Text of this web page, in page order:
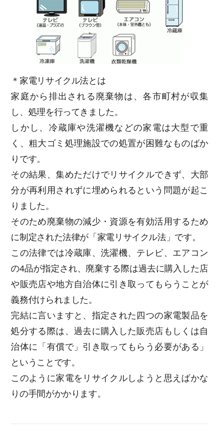
＊家電リサイクル法とは
家庭から排出される廃棄物は、各市町村が収集
し、処理を行ってきました。
しかし、冷蔵庫や洗濯機などの家電は大型で重
く、粗大ゴミ処理施設での処置が困難なものばか
りです。
その結果、集めただけでリサイクルできず、大部
分が再利用されずに埋められるという問題が起こ
りました。
そのため廃棄物の減少・資源を有効活用するため
に制定された法律が「家電リサイクル法」です。
この法律では冷蔵庫、洗濯機、テレビ、エアコン
の4品が指定され、廃棄する際は過去に購入した店
や販売店や地方自治体に引き取ってもらうことが
義務付けられました。
完結に言いますと、指定された四つの家電製品を
処分する際は、過去に購入した販売店もしくは自
治体に「有償で」引き取ってもらう必要がある」
ということです。
このように家電をリサイクルしようと思えばかな
りの手間がかかります。